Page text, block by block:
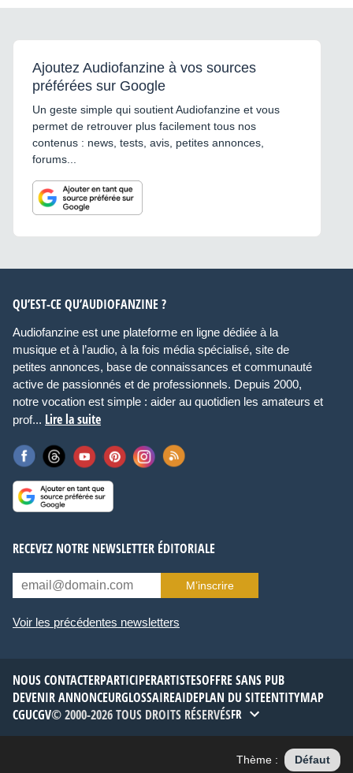
Ajoutez Audiofanzine à vos sources
préférées sur Google
Un geste simple qui soutient Audiofanzine et vous
permet de retrouver plus facilement tous nos
contenus : news, tests, avis, petites annonces,
forums...
QU’EST-CE QU’AUDIOFANZINE ?
Audiofanzine est une plateforme en ligne dédiée à la
musique et à l’audio, à la fois média spécialisé, site de
petites annonces, base de connaissances et communauté
active de passionnés et de professionnels. Depuis 2000,
notre vocation est simple : aider au quotidien les amateurs et
prof... Lire la suite
RECEVEZ NOTRE NEWSLETTER ÉDITORIALE
M’inscrire
Voir les précédentes newsletters
NOUS CONTACTERPARTICIPERARTISTESOFFRE SANS PUB
DEVENIR ANNONCEURGLOSSAIREAIDEPLAN DU SITEENTITYMAP
CGUCGV© 2000-2026 TOUS DROITS RÉSERVÉSFR
Thème : Défaut